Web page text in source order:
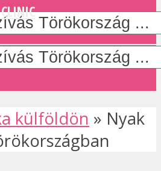
külföldön » Nyak